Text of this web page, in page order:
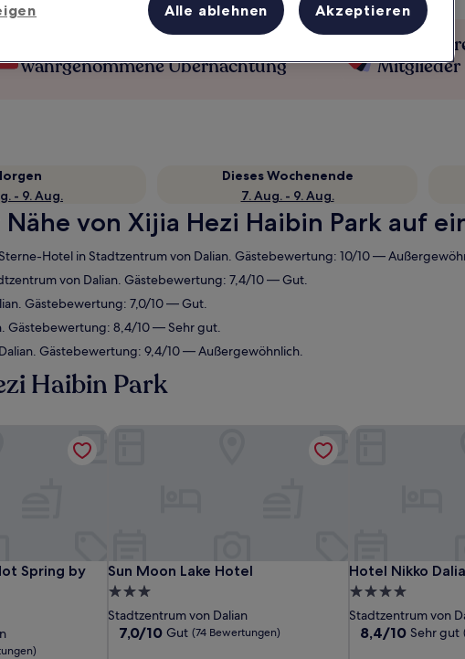
wahrgenommene Übernachtung
Mehr
Mitglieder
- 9. Aug.
Dieses Wochenende
7. Aug. - 9. Aug.
von Xijia Hezi Haibin Park auf
Hotel in Stadtzentrum von Dalian. Gästebewertung: 10/10 —
von Dalian. Gästebewertung: 7,4/10 — Gut.
Gästebewertung: 7,0/10 — Gut.
Gästebewertung: 8,4/10 — Sehr gut.
Gästebewertung: 9,4/10 — Außergewöhnlich.
Haibin Park
Spring by
Spring by IHG
Spring by IHG
Sun Moon Lake Hotel
Sun Moon Lake Hotel
3.0-
Sterne-
Unterkunft
Stadtzentrum von Dalian
7.0
7,0/10 Gut (74 Bewertungen)
Hotel Nikko
Hotel Nikko
4.0-
Sterne-
Unterkunft
Stadtzentrum von
8.4
8,4/10 Sehr gut
Alle ablehnen Akzeptieren